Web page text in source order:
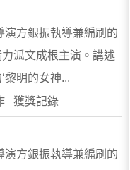
演方銀振執導兼編刷的
泒文成根主演。講述
黎明的女神...
獲獎記錄
演方銀振執導兼編刷的